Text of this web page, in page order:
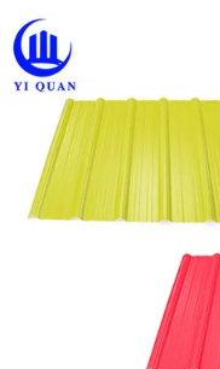
উদ্ধৃতির
জন্য
আবেদন
VR